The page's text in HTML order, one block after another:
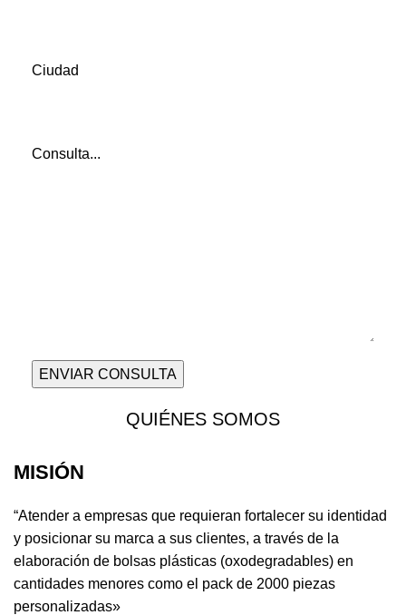
Ciudad
Consulta...
QUIÉNES SOMOS
MISIÓN
“Atender a empresas que requieran fortalecer su identidad
y posicionar su marca a sus clientes, a través de la
elaboración de bolsas plásticas (oxodegradables) en
cantidades menores como el pack de 2000 piezas
personalizadas»